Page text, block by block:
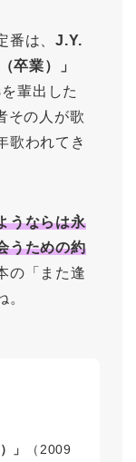
番は、J.Y.
卒業）」
輩出した
その人が歌
歌われてき
うならは永
うための約
「また逢
。
」
（2009